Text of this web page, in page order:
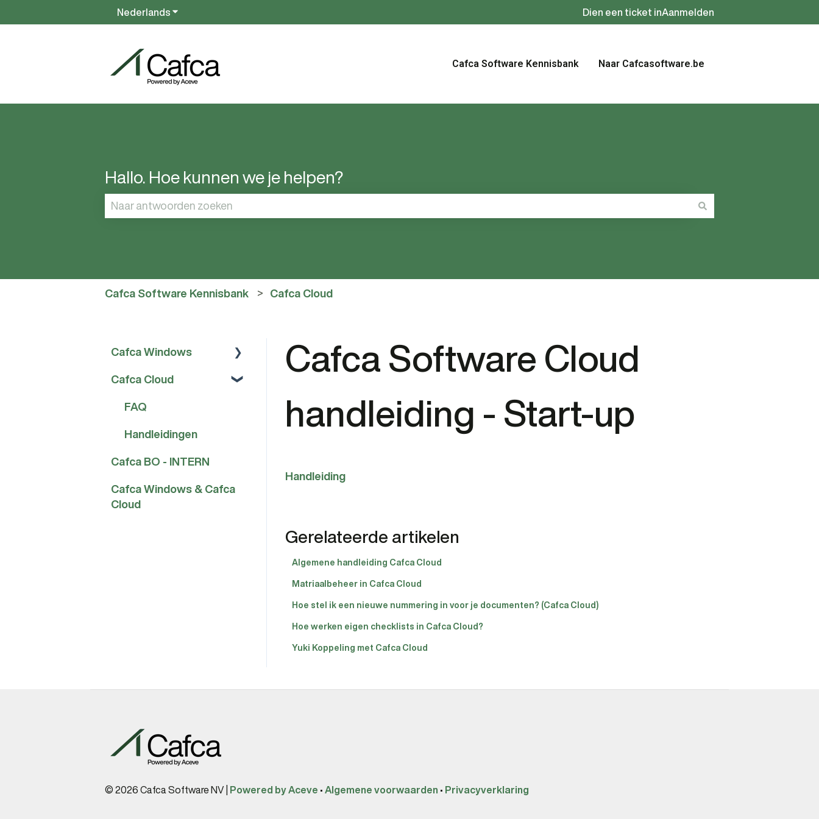
NederlandsSubmenu tonen voor vertalingen Dien een ticket inAanmelden
Cafca Software Kennisbank Naar Cafcasoftware.be
Hallo. Hoe kunnen we je helpen?
Cafca Software Kennisbank Cafca Cloud
Cafca Software Cloud
handleiding - Start-up
Handleiding
Gerelateerde artikelen
Algemene handleiding Cafca Cloud
Matriaalbeheer in Cafca Cloud
Hoe stel ik een nieuwe nummering in voor je documenten? (Cafca Cloud)
Hoe werken eigen checklists in Cafca Cloud?
Yuki Koppeling met Cafca Cloud
Cafca Windows
FAQ
Handleidingen
Cafca Cloud
FAQ
Handleidingen
Cafca BO - INTERN
Cafca Windows & Cafca
Cloud
© 2026 Cafca Software NV | Powered by Aceve •Algemene voorwaarden • Privacyverklaring